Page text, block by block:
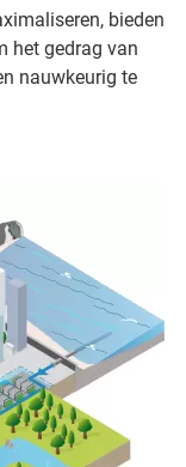
bieden
het gedrag van
nauwkeurig te